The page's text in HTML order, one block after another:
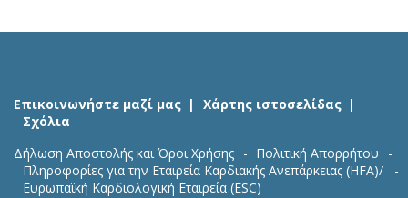
Επικοινωνήστε μαζί μας
Χάρτης ιστοσελίδας
Σχόλια
Δήλωση Αποστολής και Όροι Χρήσης
Πολιτική Απορρήτου
Πληροφορίες για την Εταιρεία Καρδιακής Ανεπάρκειας (HFA)/
Ευρωπαϊκή Καρδιολογική Εταιρεία (ESC)